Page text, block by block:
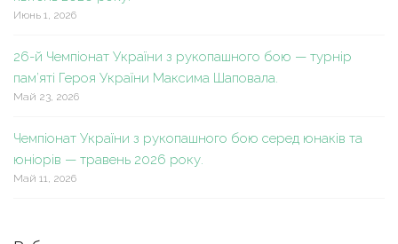
Июнь 1, 2026
26-й Чемпіонат України з рукопашного бою — турнір
пам’яті Героя України Максима Шаповала.
Май 23, 2026
Чемпіонат України з рукопашного бою серед юнаків та
юніорів — травень 2026 року.
Май 11, 2026